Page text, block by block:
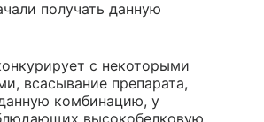
получать данную
с некоторыми
всасывание препарата,
комбинацию, у
высокобелковую